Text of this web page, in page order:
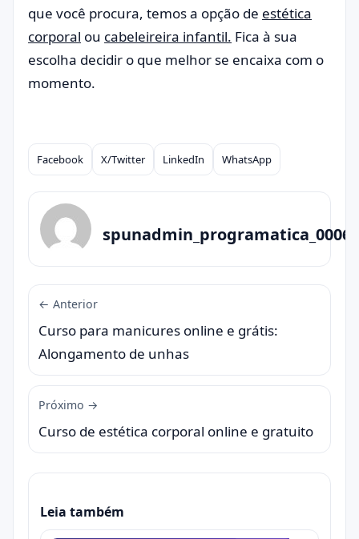
que você procura, temos a opção de estética
corporal ou cabeleireira infantil. Fica à sua
escolha decidir o que melhor se encaixa com o
momento.
Compartilhar
Facebook X/Twitter LinkedIn WhatsApp
spunadmin_programatica_0006
← Anterior
Curso para manicures online e grátis:
Alongamento de unhas
Próximo →
Curso de estética corporal online e gratuito
Leia também